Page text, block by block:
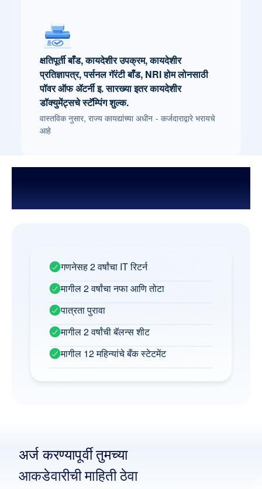
क्षतिपूर्ती बाँड, कायदेशीर उपक्रम, कायदेशीर
प्रतिज्ञापत्र, पर्सनल गॅरंटी बाँड, NRI होम लोनसाठी
पॉवर ऑफ ॲटर्नी इ. सारख्या इतर कायदेशीर
डॉक्युमेंट्सचे स्टॅम्पिंग शुल्क.
वास्तविक नुसार, राज्य कायद्यांच्या अधीन - कर्जदाराद्वारे भरायचे
आहे
गणनेसह 2 वर्षांचा IT रिटर्न
मागील 2 वर्षांचा नफा आणि तोटा
पात्रता पुरावा
मागील 2 वर्षांची बॅलन्स शीट
मागील 12 महिन्यांचे बँक स्टेटमेंट
अर्ज करण्यापूर्वी तुमच्या
आकडेवारीची माहिती ठेवा